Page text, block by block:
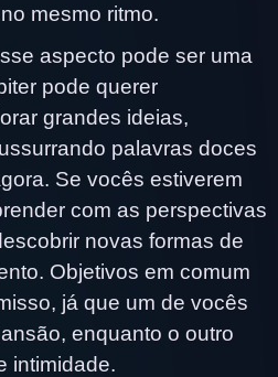
mesmo ritmo.
aspecto pode ser uma
pode querer
grandes ideias,
palavras doces
Se vocês estiverem
com as perspectivas
novas formas de
Objetivos em comum
já que um de vocês
enquanto o outro
intimidade.